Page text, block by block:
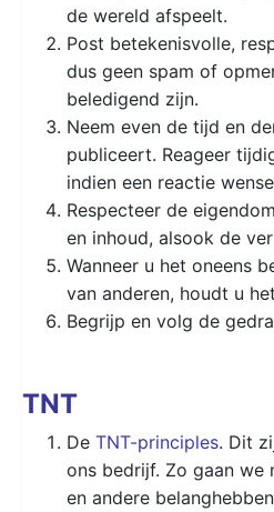
de wereld afspeelt.
Post betekenisvolle,
dus geen spam of
beledigend zijn.
Neem even de tijd en
publiceert. Reageer
indien een reactie
Respecteer de
en inhoud, alsook de
Wanneer u het oneens
van anderen, houdt u
Begrijp en volg de
TNT
De TNT-principles. Dit
ons bedrijf. Zo gaan we
en andere